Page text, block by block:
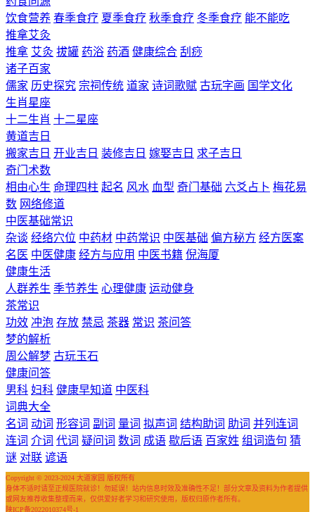
饮食营养 春季食疗 夏季食疗 秋季食疗 冬季食疗 能不能吃
推拿艾灸
推拿 艾灸 拔罐 药浴 药酒 健康综合 刮痧
诸子百家
儒家 历史探究 宗祠传统 道家 诗词歌赋 古玩字画 国学文化
生肖星座
十二生肖 十二星座
黄道吉日
搬家吉日 开业吉日 装修吉日 嫁娶吉日 求子吉日
奇门术数
相由心生 命理四柱 起名 风水 血型 奇门基础 六爻占卜 梅花易
数 网络修道
中医基础常识
杂谈 经络穴位 中药材 中药常识 中医基础 偏方秘方 经方医案
名医 中医健康 经方与应用 中医书籍 倪海厦
健康生活
人群养生 季节养生 心理健康 运动健身
茶常识
功效 冲泡 存放 禁忌 茶器 常识 茶问答
梦的解析
周公解梦 古玩玉石
健康问答
男科 妇科 健康早知道 中医科
词典大全
名词 动词 形容词 副词 量词 拟声词 结构助词 助词 并列连词
连词 介词 代词 疑问词 数词 成语 歇后语 百家姓 组词造句 猜
谜 对联 谚语
Copyright © 2023-2024 大道家园 版权所有
身体不适时请至正规医院就诊！勿延误！站内信息时效及准确性不足！部分文章及资料为作者提供
或网友推荐收集整理而来，仅供爱好者学习和研究使用，版权归原作者所有。
陕ICP备2022010374号-1